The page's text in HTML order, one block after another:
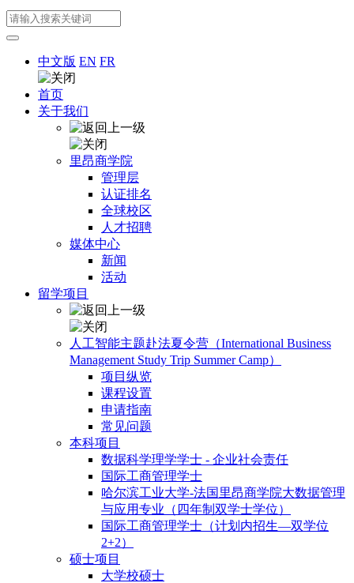
中文版 EN FR
首页
关于我们
里昂商学院
管理层
认证排名
全球校区
人才招聘
媒体中心
新闻
活动
留学项目
人工智能主题赴法夏令营（International Business
Management Study Trip Summer Camp）
项目纵览
课程设置
申请指南
常见问题
本科项目
数据科学理学学士 - 企业社会责任
国际工商管理学士
哈尔滨工业大学-法国里昂商学院大数据管理
与应用专业（四年制双学士学位）
国际工商管理学士（计划内招生—双学位
2+2）
硕士项目
大学校硕士